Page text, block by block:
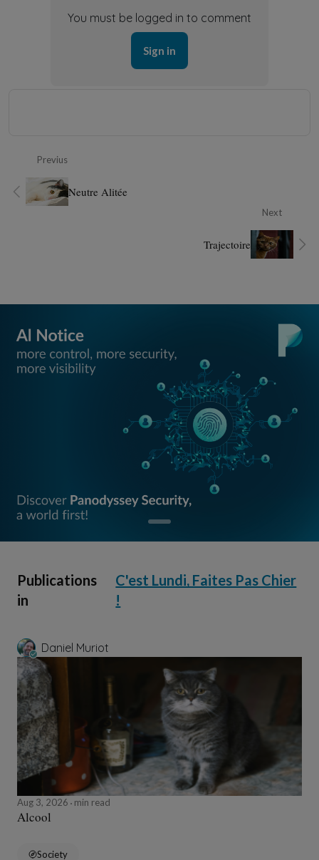
You must be logged in to comment
Sign in
Previus
Neutre Alitée
Next
Trajectoire
Publications
in
C'est Lundi, Faites Pas Chier
!
Daniel Muriot
Aug 3, 2026 min read
Alcool
Society